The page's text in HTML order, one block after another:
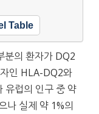
Table
분의 환자가 DQ2
인 HLA-DQ2와
유럽의 인구 중 약
실제 약 1%의